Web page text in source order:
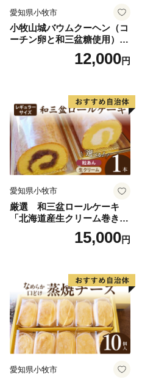
愛知県小牧市
小牧山城バウムクーヘン（コ
ーチン卵と和三盆糖使用）
名古屋コーチン バームクー
ヘン 和三盆 小牧銘菓 バウム
12,000円
愛知県小牧市
厳選 和三盆ロールケーキ
「北海道産生クリーム巻き」
または「北海道産粒あん巻
き」（サイズ：レギュラー）
凍 愛知県 小牧市 アンプチベ
アやぐま
15,000円
愛知県小牧市